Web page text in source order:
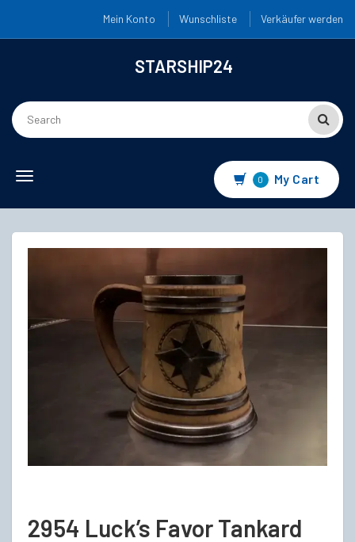
Mein Konto Wunschliste Verkäufer werden
STARSHIP24
Toggle
0 My Cart
2954 Luck’s Favor Tankard